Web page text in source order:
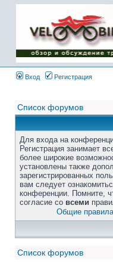
Вход Регистрация
Список форумов
Для входа на
Регистрация занимает
более широкие
установлены также
зарегистрированных
вам следует
конференции. Помните,
согласие со всеми
Общие правила
Список форумов